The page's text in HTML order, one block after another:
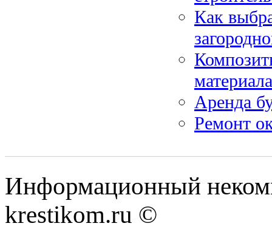
Как
материала
Аренда
Ремонт
Информационный
krestikom.ru ©